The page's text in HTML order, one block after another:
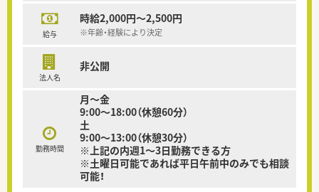
給与
時給2,000円～2,500円
※年齢・経験により決定
法人名
非公開
勤務時間
月～金
9:00～18:00（休憩60分）
土
9:00～13:00（休憩30分）
※上記の内週1～3日勤務できる方
※土曜日可能であれば平日午前中のみでも相談
可能！